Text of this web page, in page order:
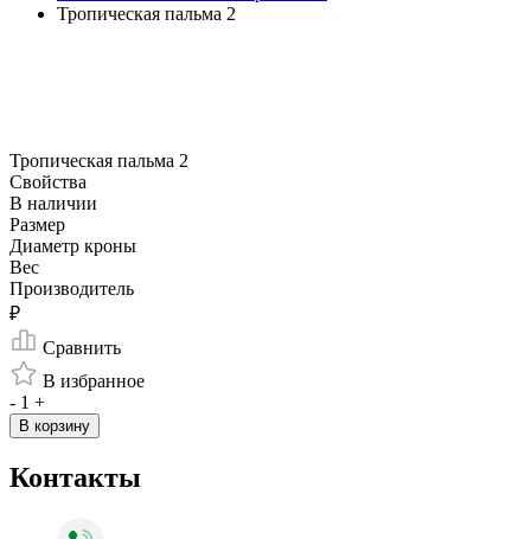
Тропическая пальма 2
Тропическая пальма 2
Свойства
В наличии
Размер
Диаметр кроны
Вес
Производитель
₽
Сравнить
В избранное
- 1 +
В корзину
Контакты